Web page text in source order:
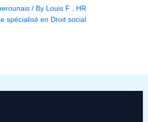
/ By Louis F , HR
spécialisé en Droit social